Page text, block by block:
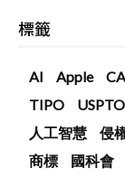
標籤
AI Apple
TIPO
USPTO
人工智慧
侵
商標
國科會